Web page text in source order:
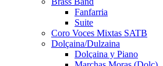
Fanfarria
Suite
Coro Voces Mixtas SATB
Dolçaina/Dulzaina
Dolçaina y Piano